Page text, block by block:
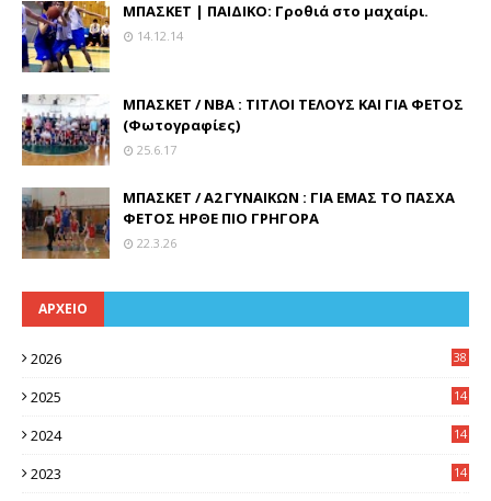
ΜΠΑΣΚΕΤ | ΠΑΙΔΙΚΟ: Γροθιά στο μαχαίρι.
14.12.14
ΜΠΑΣΚΕΤ / ΝΒΑ : ΤΙΤΛΟΙ ΤΕΛΟΥΣ ΚΑΙ ΓΙΑ ΦΕΤΟΣ
(Φωτογραφίες)
25.6.17
ΜΠΑΣΚΕΤ / Α2 ΓΥΝΑΙΚΩΝ : ΓΙΑ ΕΜΑΣ ΤΟ ΠΑΣΧΑ
ΦΕΤΟΣ ΗΡΘΕ ΠΙΟ ΓΡΗΓΟΡΑ
22.3.26
ΑΡΧΕΙΟ
2026 38
2025
14
2024
14
2023
14